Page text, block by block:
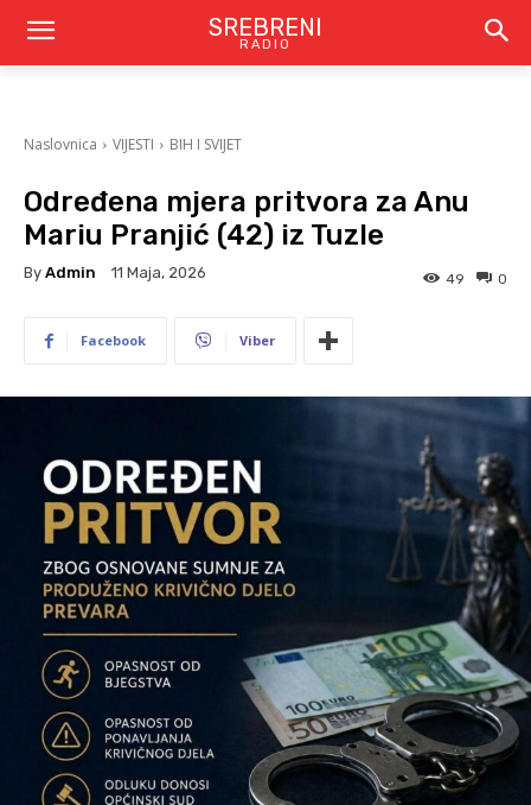
SREBRENI
RADIO
Naslovnica VIJESTI BIH I SVIJET
Određena mjera pritvora za Anu
Mariu Pranjić (42) iz Tuzle
By Admin 11 Maja, 2026 0
49
Facebook Viber